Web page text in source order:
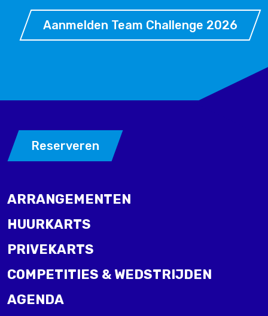
Aanmelden Team Challenge 2026
Reserveren
ARRANGEMENTEN
HUURKARTS
PRIVEKARTS
COMPETITIES & WEDSTRIJDEN
AGENDA